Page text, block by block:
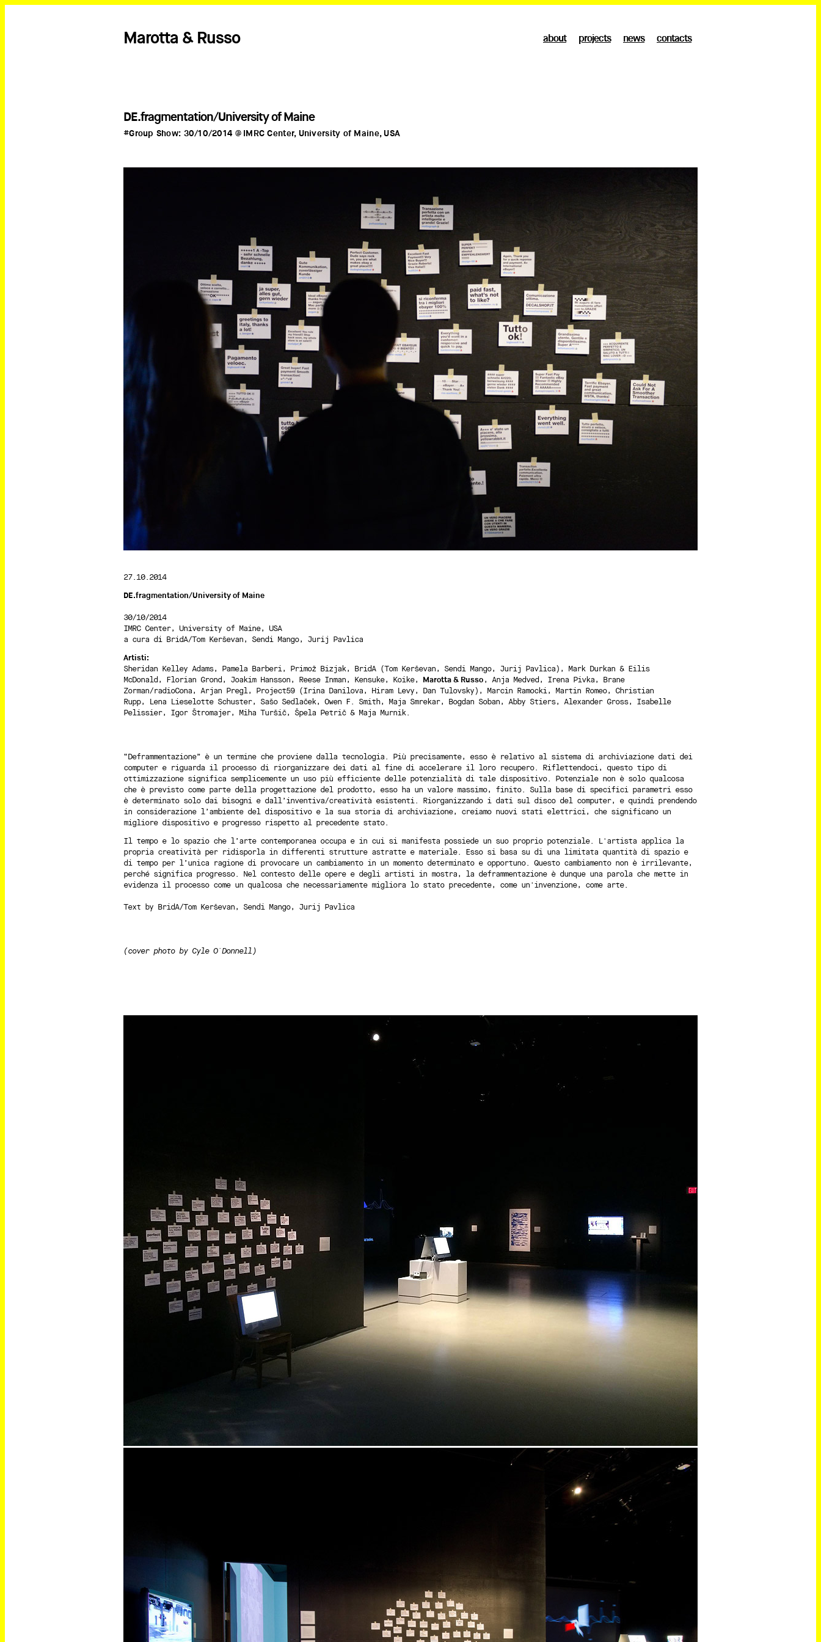
Marotta & Russo about projects news contacts
DE.fragmentation/University of Maine
#Group Show: 30/10/2014 @ IMRC Center, University of Maine, USA
27.10.2014
DE.fragmentation/University of Maine
30/10/2014
IMRC Center, University of Maine, USA
a cura di BridA/Tom Kerševan, Sendi Mango, Jurij Pavlica
Artisti:
Sheridan Kelley Adams, Pamela Barberi, Primož Bizjak, BridA (Tom Kerševan, Sendi Mango, Jurij Pavlica), Mark Durkan & Eilis
McDonald, Florian Grond, Joakim Hansson, Reese Inman, Kensuke, Koike,
Marotta & Russo , Anja Medved, Irena Pivka, Brane
Zorman/radioCona, Arjan Pregl, Project59 (Irina Danilova, Hiram Levy, Dan Tulovsky), Marcin Ramocki, Martin Romeo, Christian
Rupp, Lena Lieselotte Schuster, Sašo Sedlaček, Owen F. Smith, Maja Smrekar, Bogdan Soban, Abby Stiers, Alexander Gross, Isabelle
Pelissier, Igor Štromajer, Miha Turšič, Špela Petrič & Maja Murnik.
“Deframmentazione” è un termine che proviene dalla tecnologia. Più precisamente, esso è relativo al sistema di archiviazione dati dei
computer e riguarda il processo di riorganizzare dei dati al fine di accelerare il loro recupero. Riflettendoci, questo tipo di
ottimizzazione significa semplicemente un uso più efficiente delle potenzialità di tale dispositivo. Potenziale non è solo qualcosa
che è previsto come parte della progettazione del prodotto, esso ha un valore massimo, finito. Sulla base di specifici parametri esso
è determinato solo dai bisogni e dall’inventiva/creatività esistenti. Riorganizzando i dati sul disco del computer, e quindi prendendo
in considerazione l’ambiente del dispositivo e la sua storia di archiviazione, creiamo nuovi stati elettrici, che significano un
migliore dispositivo e progresso rispetto al precedente stato.
Il tempo e lo spazio che l’arte contemporanea occupa e in cui si manifesta possiede un suo proprio potenziale. L'artista applica la
propria creatività per ridisporla in differenti strutture astratte e materiale. Esso si basa su di una limitata quantità di spazio e
di tempo per l’unica ragione di provocare un cambiamento in un momento determinato e opportuno. Questo cambiamento non è irrilevante,
perché significa progresso. Nel contesto delle opere e degli artisti in mostra, la deframmentazione è dunque una parola che mette in
evidenza il processo come un qualcosa che necessariamente migliora lo stato precedente, come un'invenzione, come arte.
Text by BridA/Tom Kerševan, Sendi Mango, Jurij Pavlica
(cover photo by Cyle O`Donnell)